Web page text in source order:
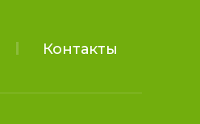
Контакты